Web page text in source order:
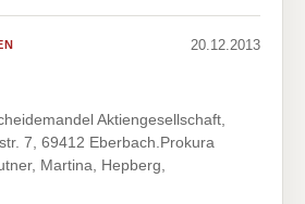
20.12.2013
Aktiengesellschaft,
7, 69412 Eberbach.Prokura
Martina, Hepberg,